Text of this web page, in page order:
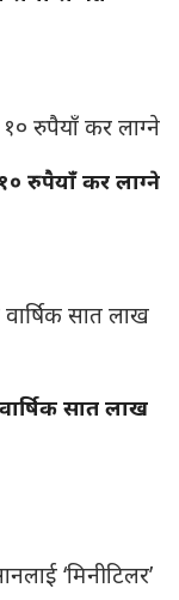
१० रुपैयाँ कर लाग्ने
सात लाख